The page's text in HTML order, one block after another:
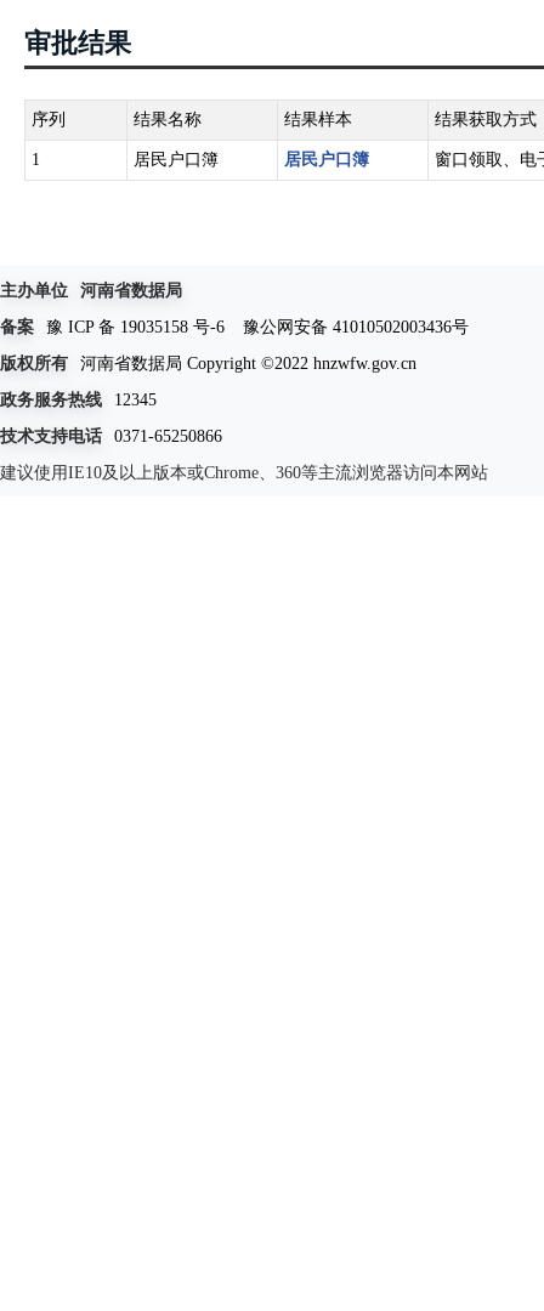
审批结果
序列 结果名称 结果样本 结果获取方式
1 居民户口簿 居民户口簿 窗口领取、电
主办单位
河南省数据局
备案
豫 ICP 备 19035158 号-6
豫公网安备 41010502003436号
版权所有
河南省数据局 Copyright ©2022 hnzwfw.gov.cn
政务服务热线
12345
技术支持电话
0371-65250866
建议使用IE10及以上版本或Chrome、360等主流浏览器访问本网站